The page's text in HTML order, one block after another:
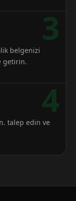
3
belgenizi
getirin.
4
talep edin ve